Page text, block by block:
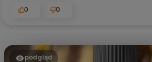
0
0
podgląd